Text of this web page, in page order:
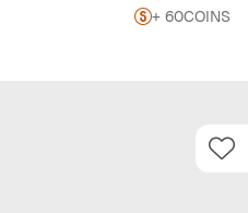
+ 60COINS